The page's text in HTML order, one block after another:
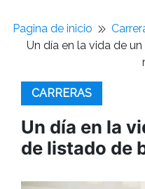
Pagina de inicio
Un día en la vida de
CARRERAS
Un día en la
de listado de